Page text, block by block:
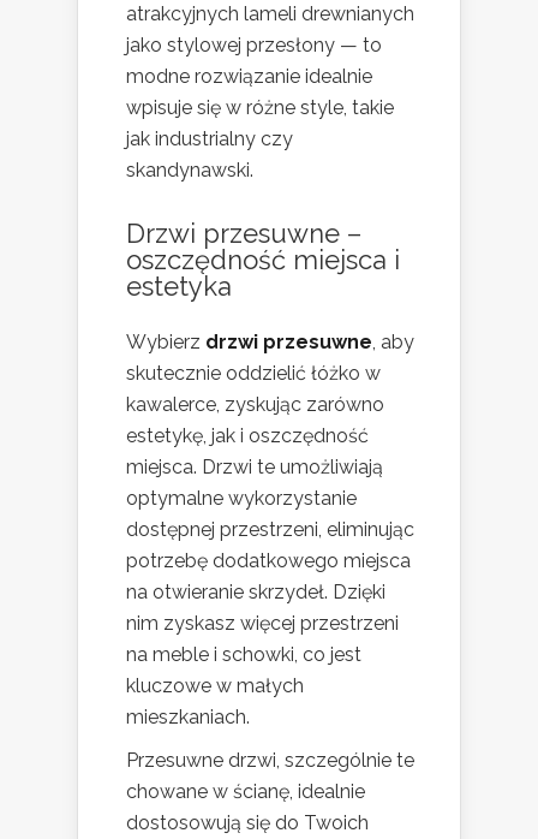
atrakcyjnych lameli drewnianych
jako stylowej przesłony — to
modne rozwiązanie idealnie
wpisuje się w różne style, takie
jak industrialny czy
skandynawski.
Drzwi przesuwne –
oszczędność miejsca i
estetyka
Wybierz drzwi przesuwne, aby
skutecznie oddzielić łóżko w
kawalerce, zyskując zarówno
estetykę, jak i oszczędność
miejsca. Drzwi te umożliwiają
optymalne wykorzystanie
dostępnej przestrzeni, eliminując
potrzebę dodatkowego miejsca
na otwieranie skrzydeł. Dzięki
nim zyskasz więcej przestrzeni
na meble i schowki, co jest
kluczowe w małych
mieszkaniach.
Przesuwne drzwi, szczególnie te
chowane w ścianę, idealnie
dostosowują się do Twoich